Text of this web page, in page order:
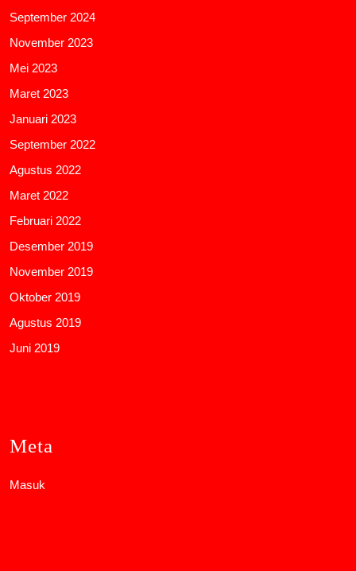
September 2024
November 2023
Mei 2023
Maret 2023
Januari 2023
September 2022
Agustus 2022
Maret 2022
Februari 2022
Desember 2019
November 2019
Oktober 2019
Agustus 2019
Juni 2019
Meta
Masuk